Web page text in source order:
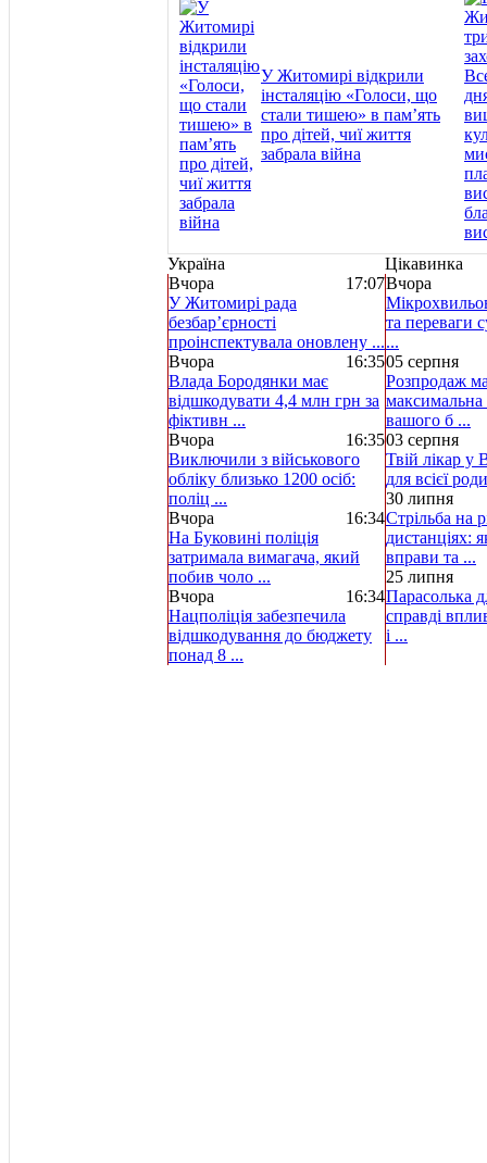
У Житомирі відкрили
інсталяцію «Голоси, що
стали тишею» в пам’ять
про дітей, чиї життя
забрала війна
Україна
Цікавинка
Вчора
17:07
У Житомирі рада
безбар’єрності
проінспектувала оновлену ...
Вчора
16:35
Влада Бородянки має
відшкодувати 4,4 млн грн за
фіктивн ...
Вчора
16:35
Виключили з військового
обліку близько 1200 осіб:
поліц ...
Вчора
16:34
На Буковині поліція
затримала вимагача, який
побив чоло ...
Вчора
16:34
Нацполіція забезпечила
відшкодування до бюджету
понад 8 ...
Вчора
та переваги
...
05 серпня
Розпродаж
максимальна
вашого б ...
03 серпня
Твій лікар у
для всієї
30 липня
Стрільба на
дистанціях:
вправи та ...
25 липня
Парасолька
справді
і ...